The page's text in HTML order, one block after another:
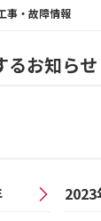
事・故障情報
お知らせ
2023